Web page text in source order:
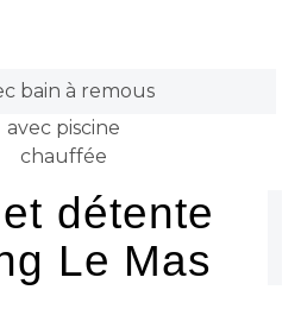
bain à remous
avec piscine
chauffée
détente
Le Mas